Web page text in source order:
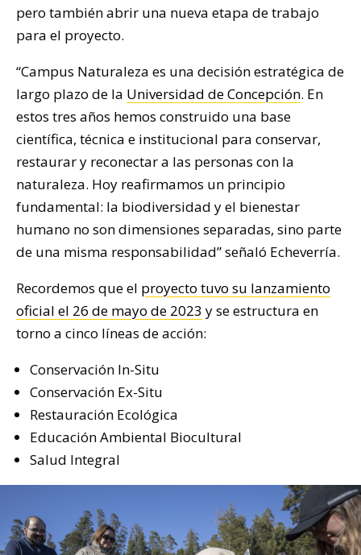
pero también abrir una nueva etapa de trabajo
para el proyecto.
“Campus Naturaleza es una decisión estratégica de
largo plazo de la Universidad de Concepción. En
estos tres años hemos construido una base
científica, técnica e institucional para conservar,
restaurar y reconectar a las personas con la
naturaleza. Hoy reafirmamos un principio
fundamental: la biodiversidad y el bienestar
humano no son dimensiones separadas, sino parte
de una misma responsabilidad” señaló Echeverría.
Recordemos que el proyecto tuvo su lanzamiento
oficial el 26 de mayo de 2023 y se estructura en
torno a cinco líneas de acción:
Conservación In-Situ
Conservación Ex-Situ
Restauración Ecológica
Educación Ambiental Biocultural
Salud Integral